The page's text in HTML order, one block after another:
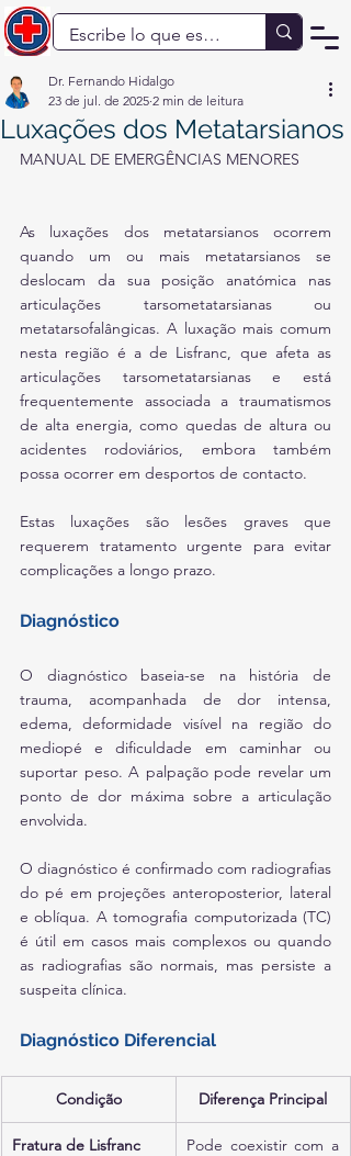
Luxações dos Metatarsianos
Dr. Fernando Hidalgo
23 de jul. de 2025 2 min de leitura
MANUAL DE EMERGÊNCIAS MENORES
As luxações dos metatarsianos ocorrem
quando um ou mais metatarsianos se
deslocam da sua posição anatómica nas
articulações tarsometatarsianas ou
metatarsofalângicas. A luxação mais comum
nesta região é a de Lisfranc, que afeta as
articulações tarsometatarsianas e está
frequentemente associada a traumatismos
de alta energia, como quedas de altura ou
acidentes rodoviários, embora também
possa ocorrer em desportos de contacto.
Estas luxações são lesões graves que
requerem tratamento urgente para evitar
complicações a longo prazo.
Diagnóstico
O diagnóstico baseia-se na história de
trauma, acompanhada de dor intensa,
edema, deformidade visível na região do
mediopé e dificuldade em caminhar ou
suportar peso. A palpação pode revelar um
ponto de dor máxima sobre a articulação
envolvida.
O diagnóstico é confirmado com radiografias
do pé em projeções anteroposterior, lateral
e oblíqua. A tomografia computorizada (TC)
é útil em casos mais complexos ou quando
as radiografias são normais, mas persiste a
suspeita clínica.
Diagnóstico Diferencial
Condição Diferença Principal
Fratura de Lisfranc
Pode coexistir com a